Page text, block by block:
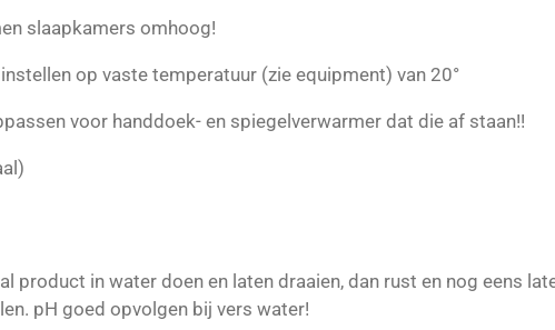
slaapkamers omhoog!
op vaste temperatuur (zie equipment) van 20°
voor handdoek- en spiegelverwarmer dat die af staan!!
product in water doen en laten draaien, dan rust en nog eens
pH goed opvolgen bij vers water!